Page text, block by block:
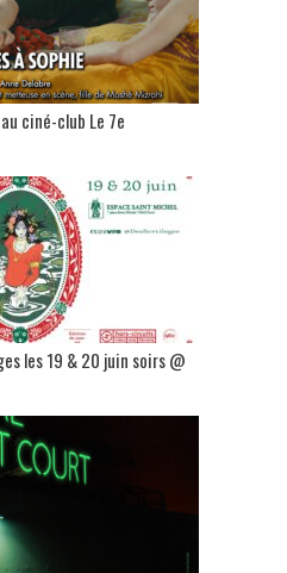
au ciné-club Le 7e
les 19 & 20 juin soirs @